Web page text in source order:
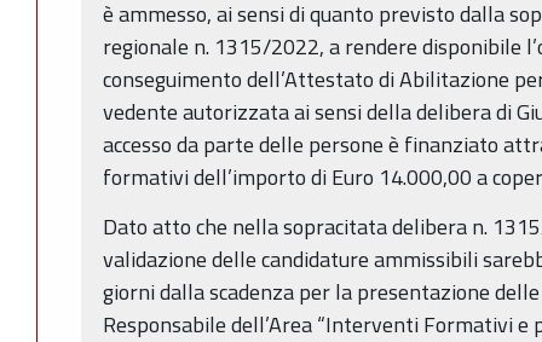
è ammesso, ai sensi di quanto previsto dalla
regionale n. 1315/2022, a rendere disponibile
conseguimento dell’Attestato di Abilitazione
vedente autorizzata ai sensi della delibera di
accesso da parte delle persone è finanziato
formativi dell’importo di Euro 14.000,00 a
Dato atto che nella sopracitata delibera n.
validazione delle candidature ammissibili
giorni dalla scadenza per la presentazione
Responsabile dell’Area “Interventi Formativi e